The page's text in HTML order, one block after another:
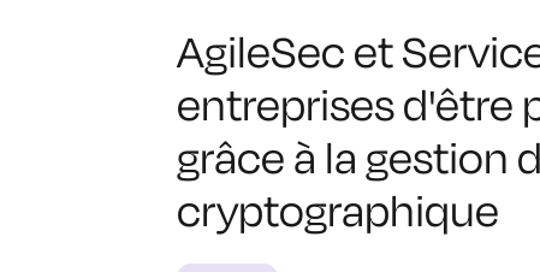
AgileSec et
entreprises d'être
grâce à la gestion
cryptographique